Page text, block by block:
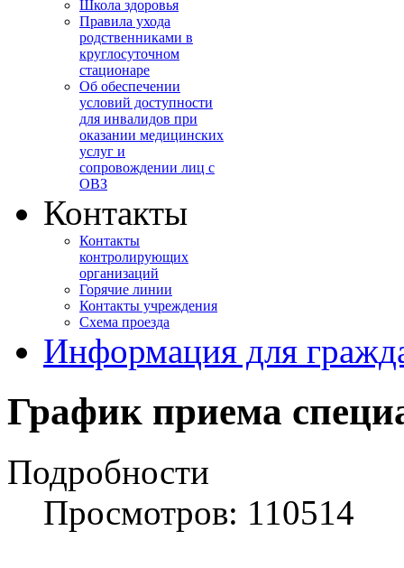
Школа здоровья
Правила ухода
родственниками в
круглосуточном
стационаре
Об обеспечении
условий доступности
для инвалидов при
оказании медицинских
услуг и
сопровождении лиц с
ОВЗ
Контакты
Контакты
контролирующих
организаций
Горячие линии
Контакты учреждения
Схема проезда
Информация для
График приема
Подробности
Просмотров: 110514